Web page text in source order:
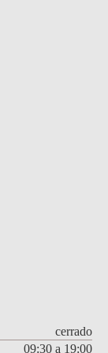
cerrado
09:30 a 19:00